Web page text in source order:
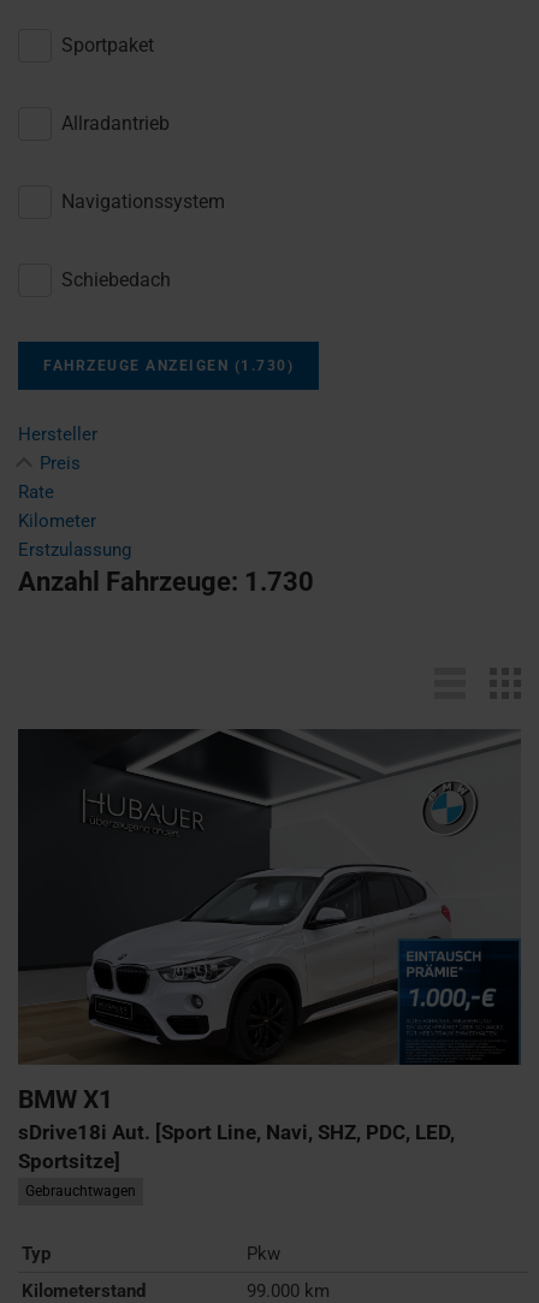
Sportpaket
Allradantrieb
Navigationssystem
Schiebedach
FAHRZEUGE ANZEIGEN (1.730 )
Hersteller
Preis
Rate
Kilometer
Erstzulassung
Anzahl Fahrzeuge: 1.730
BMW X1
sDrive18i Aut. [Sport Line, Navi, SHZ, PDC, LED,
Sportsitze]
Gebrauchtwagen
Typ
Pkw
Kilometerstand
99.000 km